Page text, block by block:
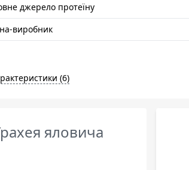
джерело протеїну
виробник
(6)
яловича